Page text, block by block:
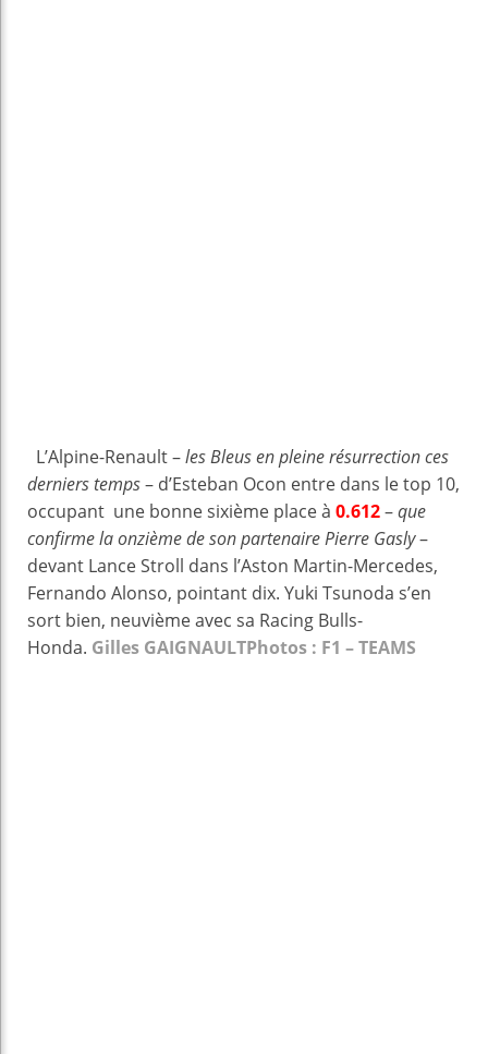
L’Alpine-Renault –les Bleusen pleine résurrection ces
derniers temps– d’Esteban Ocon entre dans le top 10,
occupant une bonne sixième place à 0.612–que
confirme la onzième de son partenaire Pierre Gasly–
devant Lance Stroll dans l’Aston Martin-Mercedes,
Fernando Alonso, pointant dix. Yuki Tsunoda s’en
sort bien, neuvième avec sa Racing Bulls-
Honda. Gilles GAIGNAULTPhotos : F1 – TEAMS